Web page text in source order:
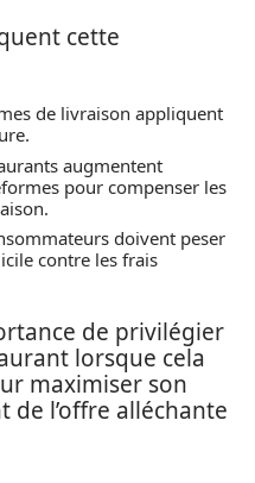
cette
de livraison appliquent
augmentent
pour compenser les
doivent peser
contre les frais
de privilégier
lorsque cela
maximiser son
l’offre alléchante